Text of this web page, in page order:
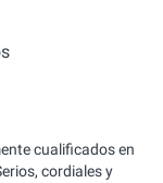
cualificados en
cordiales y